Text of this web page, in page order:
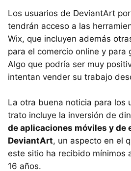
Los usuarios de DeviantArt
tendrán acceso a las
Wix, que incluyen además
para el comercio online y para
Algo que podría ser muy
intentan vender su trabajo
La otra buena noticia para los
trato incluye la inversión de
de aplicaciones móviles y de
DeviantArt, un aspecto en el
este sitio ha recibido mínimos
16 años.